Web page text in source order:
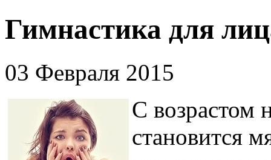
Гимнастика для
03 Февраля 2015
С возрастом
становится